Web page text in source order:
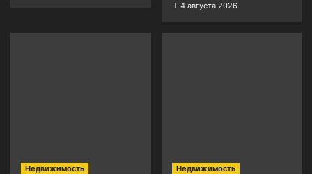
4 августа 2026
Недвижимость Недвижимость